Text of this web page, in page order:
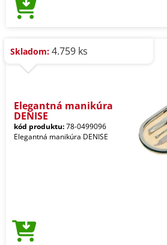
Skladom: 4.759 ks
Elegantná manikúra
DENISE
kód produktu:78-0499096
Elegantná manikúra DENISE